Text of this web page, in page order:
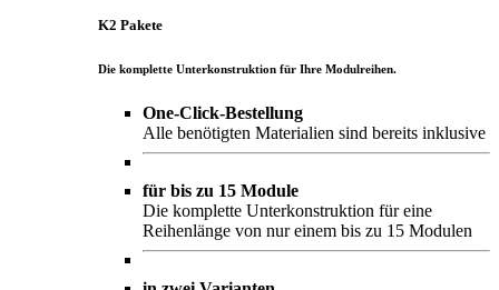
K2 Pakete
Die komplette Unterkonstruktion für Ihre Modulreihen.
One-Click-Bestellung
Alle benötigten Materialien sind bereits inklusive
für bis zu 15 Module
Die komplette Unterkonstruktion für eine
Reihenlänge von nur einem bis zu 15 Modulen